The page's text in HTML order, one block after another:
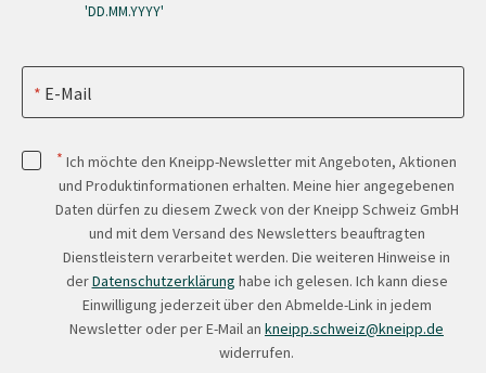
'DD.MM.YYYY'
E-Mail
* Ich möchte den Kneipp-Newsletter mit Angeboten, Aktionen
und Produktinformationen erhalten. Meine hier angegebenen
Daten dürfen zu diesem Zweck von der Kneipp Schweiz GmbH
und mit dem Versand des Newsletters beauftragten
Dienstleistern verarbeitet werden. Die weiteren Hinweise in
derDatenschutzerklärung habe ich gelesen. Ich kann diese
Einwilligung jederzeit über den Abmelde-Link in jedem
Newsletter oder per E-Mail an kneipp.schweiz@kneipp.de
widerrufen.